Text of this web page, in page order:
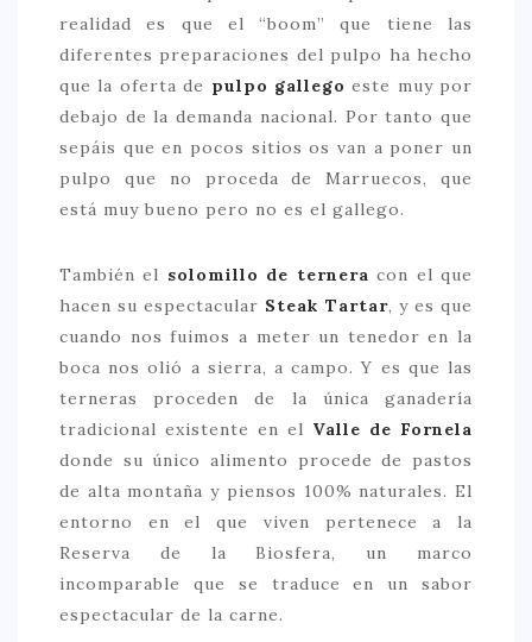
realidad es que el “boom” que tiene las
diferentes preparaciones del pulpo ha hecho
que la oferta de pulpo gallego este muy por
debajo de la demanda nacional. Por tanto que
sepáis que en pocos sitios os van a poner un
pulpo que no proceda de Marruecos, que
está muy bueno pero no es el gallego.
También el solomillo de ternera con el que
hacen su espectacular Steak Tartar, y es que
cuando nos fuimos a meter un tenedor en la
boca nos olió a sierra, a campo. Y es que las
terneras proceden de la única ganadería
tradicional existente en el Valle de Fornela
donde su único alimento procede de pastos
de alta montaña y piensos 100% naturales. El
entorno en el que viven pertenece a la
Reserva de la Biosfera, un marco
incomparable que se traduce en un sabor
espectacular de la carne.